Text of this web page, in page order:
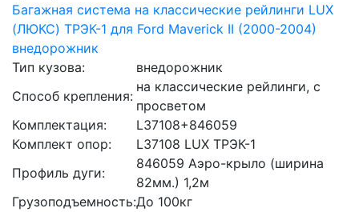
Багажная система на классические рейлинги LUX
(ЛЮКС) ТРЭК-1 для Ford Maverick II (2000-2004)
внедорожник
Тип кузова:
внедорожник
Способ крепления:
на классические рейлинги, с
просветом
Комплектация:
L37108+846059
Комплект опор:
L37108 LUX ТРЭК-1
Профиль дуги:
846059 Аэро-крыло (ширина
82мм.) 1,2м
Грузоподъемность:До 100кг